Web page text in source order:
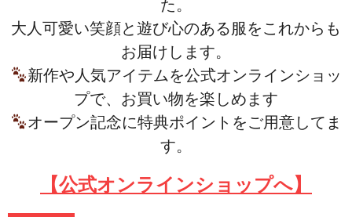
た。
大人可愛い笑顔と遊び心のある服をこれからも
お届けします。
新作や人気アイテムを公式オンラインショッ
プで、お買い物を楽しめます
オープン記念に特典ポイントをご用意してま
す。
【公式オンラインショップへ】